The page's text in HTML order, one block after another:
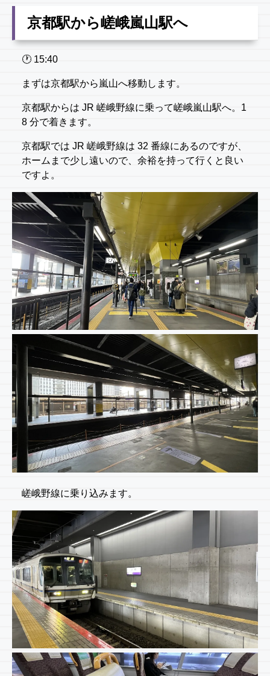
京都駅から嵯峨嵐山駅へ
🕐️ 15:40
まずは京都駅から嵐山へ移動します。
京都駅からは JR 嵯峨野線に乗って嵯峨嵐山駅へ。1
8 分で着きます。
京都駅では JR 嵯峨野線は 32 番線にあるのですが、
ホームまで少し遠いので、余裕を持って行くと良い
ですよ。
嵯峨野線に乗り込みます。